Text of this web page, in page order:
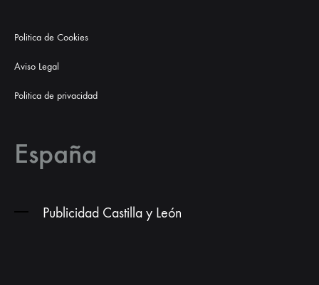
Politica de Cookies
Aviso Legal
Politica de privacidad
España
Publicidad Castilla y León